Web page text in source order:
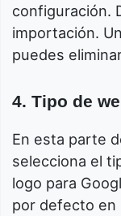
configuración.
importación.
puedes
4. Tipo de
En esta parte
selecciona el
logo para
por defecto en